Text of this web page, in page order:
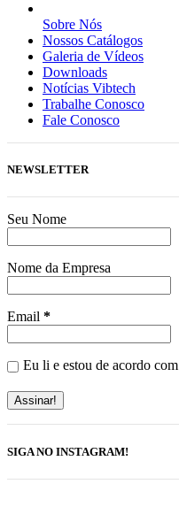
Sobre Nós
Nossos Catálogos
Galeria de Vídeos
Downloads
Notícias Vibtech
Trabalhe Conosco
Fale Conosco
NEWSLETTER
Seu Nome
Nome da Empresa
Email *
Eu li e estou de acordo
SIGA NO INSTAGRAM!